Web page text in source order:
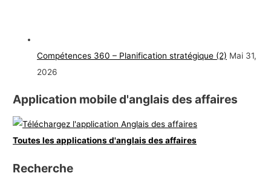
Compétences 360 – Planification stratégique (2) Mai 31,
2026
Application mobile d'anglais des affaires
Toutes les applications d'anglais des affaires
Recherche